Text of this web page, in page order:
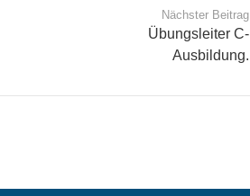
Nächster Beitrag
Übungsleiter C-
Ausbildung.